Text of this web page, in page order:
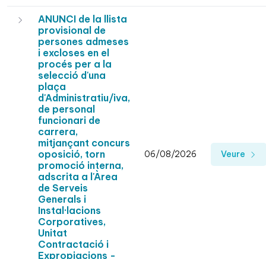
ANUNCI de la llista
provisional de
persones admeses
i excloses en el
procés per a la
selecció d'una
plaça
d'Administratiu/iva,
de personal
funcionari de
carrera,
mitjançant concurs
oposició, torn
promoció interna,
adscrita a l'Àrea
de Serveis
Generals i
Instal·lacions
Corporatives,
Unitat
Contractació i
Expropiacions -
06/08/2026 Veure